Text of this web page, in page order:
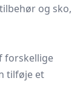
og sko,
forskellige
tilføje et